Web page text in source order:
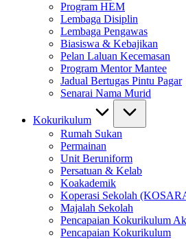
Program HEM
Lembaga Disiplin
Lembaga Pengawas
Biasiswa & Kebajikan
Pelan Laluan Kecemasan
Program Mentor Mantee
Jadual Bertugas Pintu Pagar
Senarai Nama Murid
Kokurikulum
Rumah Sukan
Permainan
Unit Beruniform
Persatuan & Kelab
Koakademik
Koperasi Sekolah
Majalah Sekolah
Pencapaian Kokurikulum
Pencapaian Kokurikulum